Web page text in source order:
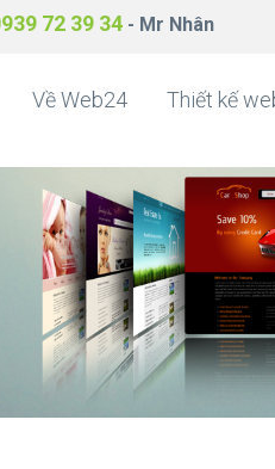
Về Web24 Thiết kế
72 39 34 - Mr Nhân